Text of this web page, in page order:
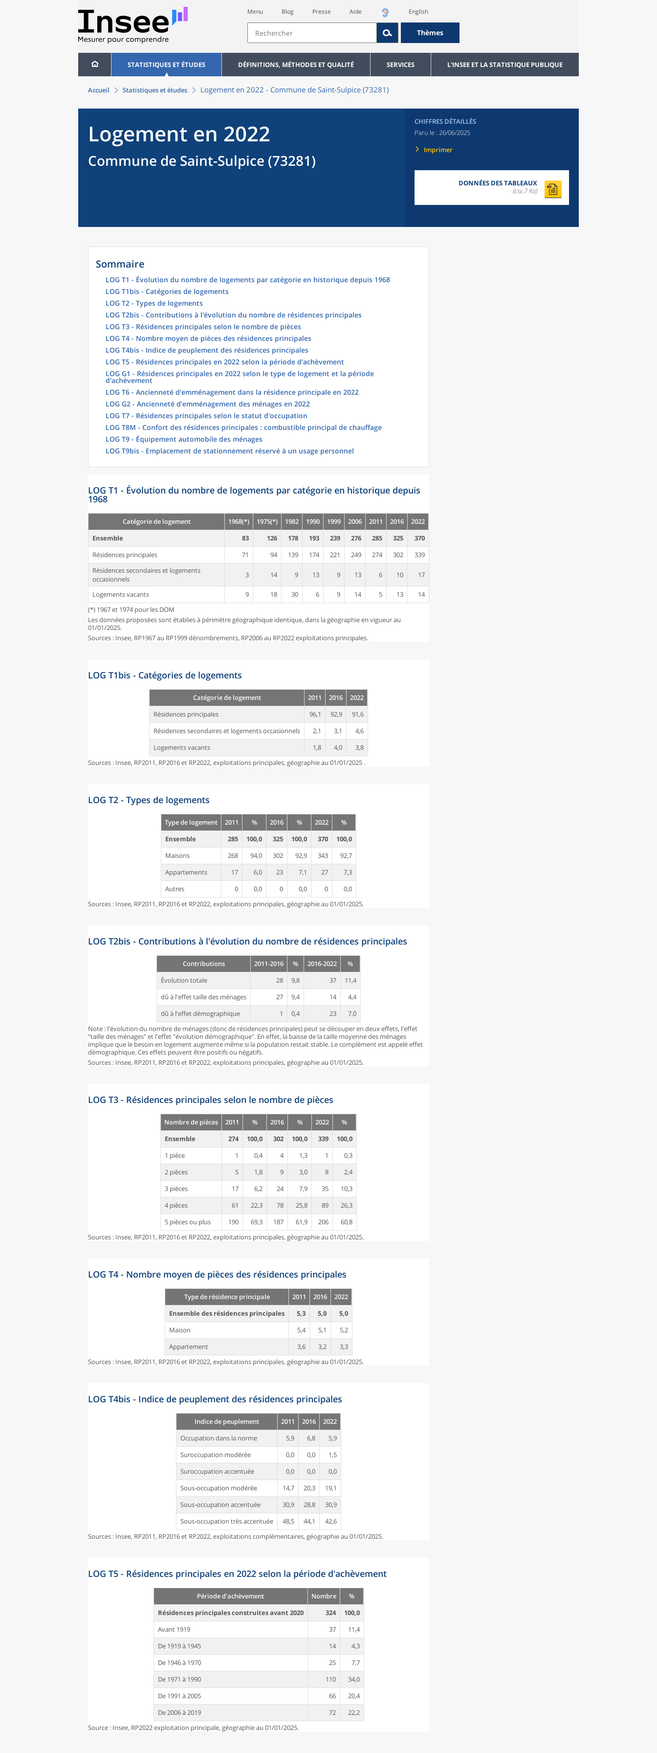
Menu Blog Presse Aide English
Thèmes
STATISTIQUES ET ÉTUDES DÉFINITIONS, MÉTHODES ET QUALITÉ SERVICES L'INSEE ET LA STATISTIQUE PUBLIQUE
Accueil Statistiques et études Logement en 2022 - Commune de Saint-Sulpice (73281)
Logement en 2022
Commune de Saint-Sulpice (73281)
CHIFFRES DÉTAILLÉS
Paru le : 26/06/2025
Imprimer
DONNÉES DES TABLEAUX
(csv,7 Ko)
Sommaire
LOG T1 - Évolution du nombre de logements par catégorie en historique depuis 1968
LOG T1bis - Catégories de logements
LOG T2 - Types de logements
LOG T2bis - Contributions à l'évolution du nombre de résidences principales
LOG T3 - Résidences principales selon le nombre de pièces
LOG T4 - Nombre moyen de pièces des résidences principales
LOG T4bis - Indice de peuplement des résidences principales
LOG T5 - Résidences principales en 2022 selon la période d'achèvement
LOG G1 - Résidences principales en 2022 selon le type de logement et la période
d'achèvement
LOG T6 - Ancienneté d'emménagement dans la résidence principale en 2022
LOG G2 - Ancienneté d'emménagement des ménages en 2022
LOG T7 - Résidences principales selon le statut d'occupation
LOG T8M - Confort des résidences principales : combustible principal de chauffage
LOG T9 - Équipement automobile des ménages
LOG T9bis - Emplacement de stationnement réservé à un usage personnel
LOG T1 - Évolution du nombre de logements par catégorie en historique depuis
1968
Catégorie de logement 1968(*) 1975(*) 1982 1990 1999 2006 2011 2016
2022
Ensemble
83 126 178 193 239 276 285 325
370
Résidences principales
71 94 139 174 221 249 274 302
339
Résidences secondaires et logements
occasionnels
3 14 9 13 9 13 6 10 17
Logements vacants 9 18 30 6 9 14 5 13
14
(*) 1967 et 1974 pour les DOM
Les données proposées sont établies à périmètre géographique identique, dans la géographie en vigueur au
01/01/2025.
Sources : Insee, RP1967 au RP1999 dénombrements, RP2006 au RP2022 exploitations principales.
LOG T1bis - Catégories de logements
Catégorie de logement 2011 2016
2022
Résidences principales
96,1 92,9
91,6
Résidences secondaires et logements occasionnels
2,1 3,1
4,6
Logements vacants
1,8 4,0
3,8
Sources : Insee, RP2011, RP2016 et RP2022, exploitations principales, géographie au 01/01/2025 .
LOG T2 - Types de logements
Type de logement 2011 % 2016 % 2022
%
Ensemble
285 100,0 325 100,0 370
100,0
Maisons
268 94,0 302 92,9 343
92,7
Appartements
17 6,0 23 7,1 27
7,3
Autres
0 0,0 0 0,0 0
0,0
Sources : Insee, RP2011, RP2016 et RP2022, exploitations principales, géographie au 01/01/2025.
LOG T2bis - Contributions à l'évolution du nombre de résidences principales
Contributions 2011-2016 % 2016-2022
%
Évolution totale
28 9,8 37
11,4
dû à l'effet taille des ménages
27 9,4 14
4,4
dû à l'effet démographique
1 0,4 23
7,0
Note : l'évolution du nombre de ménages (donc de résidences principales) peut se découper en deux effets, l'effet
"taille des ménages" et l'effet "évolution démographique". En effet, la baisse de la taille moyenne des ménages
implique que le besoin en logement augmente même si la population restait stable. Le complément est appelé effet
démographique. Ces effets peuvent être positifs ou négatifs.
Sources : Insee, RP2011, RP2016 et RP2022, exploitations principales, géographie au 01/01/2025.
LOG T3 - Résidences principales selon le nombre de pièces
Nombre de pièces 2011 % 2016 % 2022
%
Ensemble
274 100,0 302 100,0 339
100,0
1 pièce
1 0,4 4 1,3 1
0,3
2 pièces
5 1,8 9 3,0 8
2,4
3 pièces
17 6,2 24 7,9 35
10,3
4 pièces
61 22,3 78 25,8 89
26,3
5 pièces ou plus
190 69,3 187 61,9 206
60,8
Sources : Insee, RP2011, RP2016 et RP2022, exploitations principales, géographie au 01/01/2025.
LOG T4 - Nombre moyen de pièces des résidences principales
Type de résidence principale 2011 2016
2022
Ensemble des résidences principales
5,3 5,0
5,0
Maison
5,4 5,1
5,2
Appartement
3,6 3,2
3,3
Sources : Insee, RP2011, RP2016 et RP2022, exploitations principales, géographie au 01/01/2025.
LOG T4bis - Indice de peuplement des résidences principales
Indice de peuplement 2011 2016
2022
Occupation dans la norme
5,9 6,8
5,9
Suroccupation modérée
0,0 0,0
1,5
Suroccupation accentuée
0,0 0,0
0,0
Sous-occupation modérée
14,7 20,3
19,1
Sous-occupation accentuée
30,9 28,8
30,9
Sous-occupation très accentuée
48,5 44,1
42,6
Sources : Insee, RP2011, RP2016 et RP2022, exploitations complémentaires, géographie au 01/01/2025.
LOG T5 - Résidences principales en 2022 selon la période d'achèvement
Période d'achèvement Nombre
%
Résidences principales construites avant 2020
324
100,0
Avant 1919
37
11,4
De 1919 à 1945
14
4,3
De 1946 à 1970
25
7,7
De 1971 à 1990
110
34,0
De 1991 à 2005
66
20,4
De 2006 à 2019
72
22,2
Source : Insee, RP2022 exploitation principale, géographie au 01/01/2025.